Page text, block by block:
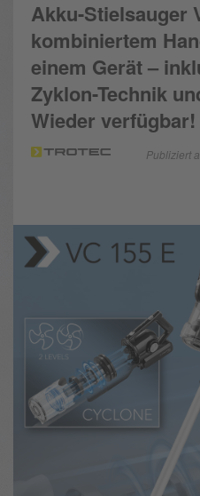
Akku-Stielsauger
kombiniertem
einem Gerät –
Zyklon-Technik
Wieder verfügbar!
Publiziert